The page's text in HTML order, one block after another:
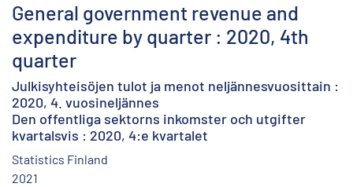
General government revenue and
expenditure by quarter : 2020, 4th
quarter
Julkisyhteisöjen tulot ja menot neljännesvuosittain :
2020, 4. vuosineljännes
Den offentliga sektorns inkomster och utgifter
kvartalsvis : 2020, 4:e kvartalet
Statistics Finland
2021